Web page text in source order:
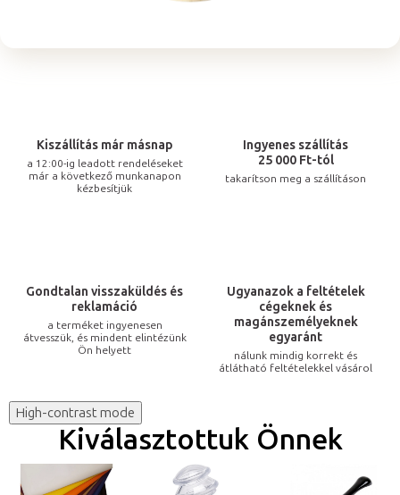
Kiszállítás már másnap
a 12:00-ig leadott rendeléseket
már a következő munkanapon
kézbesítjük
Ingyenes szállítás
25 000 Ft-tól
takarítson meg a szállításon
Gondtalan visszaküldés és
reklamáció
a terméket ingyenesen
átvesszük, és mindent elintézünk
Ön helyett
Ugyanazok a feltételek
cégeknek és
magánszemélyeknek
egyaránt
nálunk mindig korrekt és
átlátható feltételekkel vásárol
High-contrast mode
Kiválasztottuk Önnek